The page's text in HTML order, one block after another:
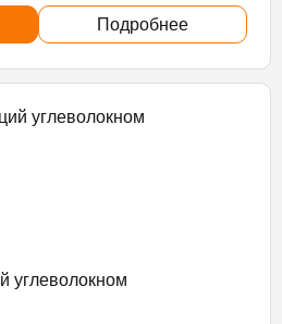
Подробнее
углеволокном